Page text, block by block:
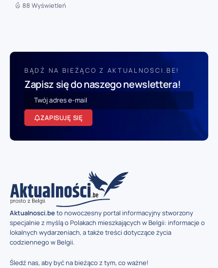
88 Wyświetleń
BĄDŹ NA BIEŻĄCO Z AKTUALNOSCI.BE!
Zapisz się do naszego newslettera!
ZAPISUJĘ SIĘ
Aktualnosci.beto nowoczesny portal informacyjny stworzony
specjalnie z myślą o Polakach mieszkających w Belgii: informacje o
lokalnych wydarzeniach, a także treści dotyczące życia
codziennego w Belgii.
Śledź nas, aby być na bieżąco z tym, co ważne!